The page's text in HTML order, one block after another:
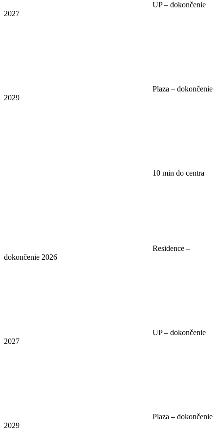
UP – dokončenie
2027
Plaza – dokončenie
2029
10 min do centra
Residence –
dokončenie 2026
UP – dokončenie
2027
Plaza – dokončenie
2029